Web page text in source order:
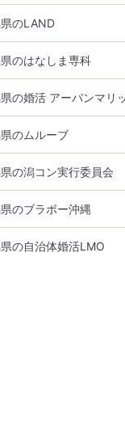
のLAND
のはなしま専科
の婚活 アーバンマリ
のムルーブ
の潟コン実行委員会
のブラボー沖縄
の自治体婚活LMO